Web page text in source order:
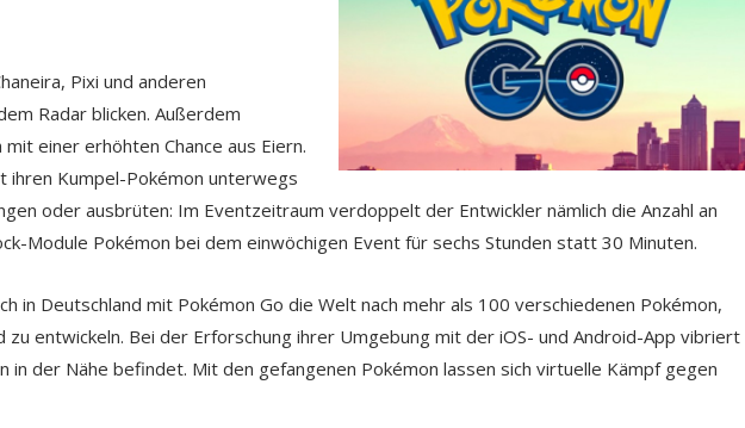
Pixi und anderen
Radar blicken. Außerdem
einer erhöhten Chance aus Eiern.
ihren Kumpel-Pokémon unterwegs
oder ausbrüten: Im Eventzeitraum verdoppelt der Entwickler nämlich die Anzahl an
Module Pokémon bei dem einwöchigen Event für sechs Stunden statt 30 Minuten.
in Deutschland mit Pokémon Go die Welt nach mehr als 100 verschiedenen Pokémon,
zu entwickeln. Bei der Erforschung ihrer Umgebung mit der iOS- und Android-App vibriert
in der Nähe befindet. Mit den gefangenen Pokémon lassen sich virtuelle Kämpf gegen